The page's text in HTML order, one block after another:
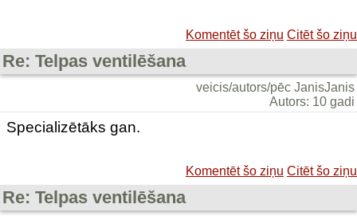
Komentēt šo ziņu Citēt šo ziņu
Re: Telpas ventilēšana
veicis/autors/pēc JanisJanis
Autors: 10 gadi
Specializētāks gan.
Komentēt šo ziņu Citēt šo ziņu
Re: Telpas ventilēšana